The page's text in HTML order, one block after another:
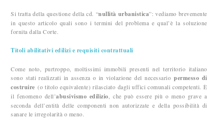
Si tratta della questione della cd. “nullità urbanistica”: vediamo brevemente
in questo articolo quali sono i termini del problema e qual’è la soluzione
fornita dalla Corte.
Titoli abilitativi edilizi e requisiti contrattuali
Come noto, purtroppo, moltissimi immobili presenti nel territorio italiano
sono stati realizzati in assenza o in violazione del necessariopermesso di
costruire(o titolo equivalente) rilasciato dagli uffici comunali competenti. È
il fenomeno dell’abusivismo edilizio , che può essere più o meno grave a
seconda dell’entità delle componenti non autorizzate e della possibilità di
sanare le irregolarità o meno.